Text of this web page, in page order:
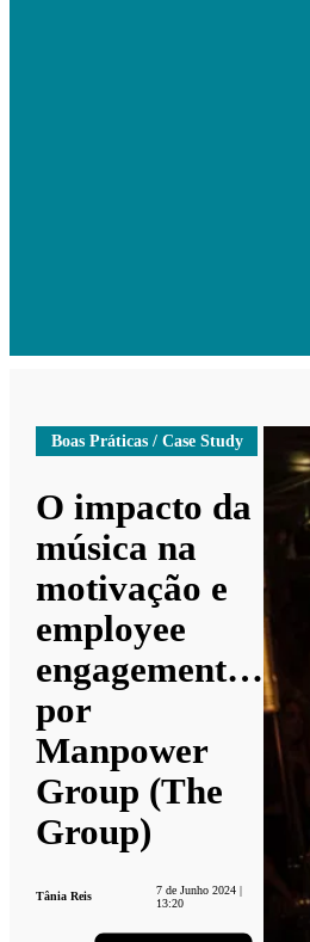
Boas Práticas / Case Study
O impacto da
música na
motivação e
employee
engagement…
por
Manpower
Group (The
Group)
Tânia Reis
7 de Junho 2024 |
13:20